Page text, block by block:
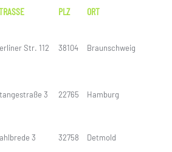
PLZ ORT
Str. 112 38104 Braunschweig
3 22765 Hamburg
3 32758 Detmold